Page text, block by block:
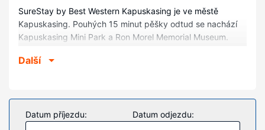
SureStay by Best Western Kapuskasing je ve městě
Kapuskasing. Pouhých 15 minut pěšky odtud se nachází
Kapuskasing Mini Park a Ron Morel Memorial Museum.
Park McPherson.
V jednom z 42 klimatizovaných pokojů, k jejichž vybavení
patří mikrovlnná trouba a televize s plochou obrazovkou,
se budete cítit jako doma. Bezdrátový internet zdarma
Další
Datum příjezdu: Datum odjezdu: